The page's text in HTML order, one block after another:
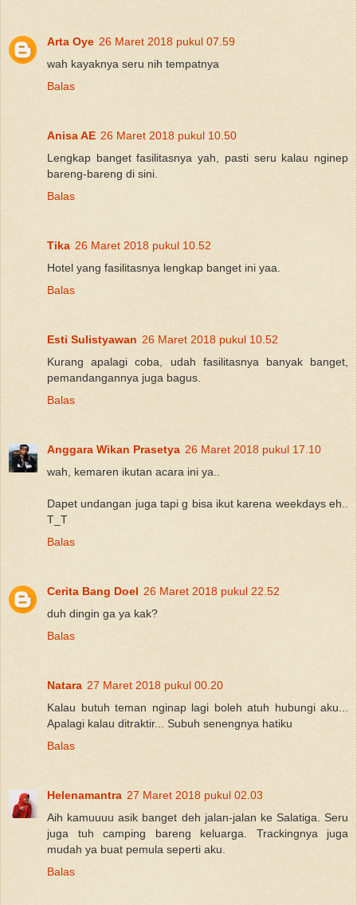
Arta Oye 26 Maret 2018 pukul 07.59
wah kayaknya seru nih tempatnya
Balas
Anisa AE 26 Maret 2018 pukul 10.50
Lengkap banget fasilitasnya yah, pasti seru kalau nginep
bareng-bareng di sini.
Balas
Tika 26 Maret 2018 pukul 10.52
Hotel yang fasilitasnya lengkap banget ini yaa.
Balas
Esti Sulistyawan 26 Maret 2018 pukul 10.52
Kurang apalagi coba, udah fasilitasnya banyak banget,
pemandangannya juga bagus.
Balas
Anggara Wikan Prasetya 26 Maret 2018 pukul 17.10
wah, kemaren ikutan acara ini ya..
Dapet undangan juga tapi g bisa ikut karena weekdays eh..
T_T
Balas
Cerita Bang Doel 26 Maret 2018 pukul 22.52
duh dingin ga ya kak?
Balas
Natara 27 Maret 2018 pukul 00.20
Kalau butuh teman nginap lagi boleh atuh hubungi aku...
Apalagi kalau ditraktir... Subuh senengnya hatiku
Balas
Helenamantra 27 Maret 2018 pukul 02.03
Aih kamuuuu asik banget deh jalan-jalan ke Salatiga. Seru
juga tuh camping bareng keluarga. Trackingnya juga
mudah ya buat pemula seperti aku.
Balas